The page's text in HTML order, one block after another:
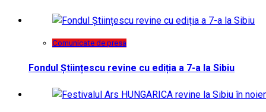
Comunicate de presa
Fondul Științescu revine cu ediția a 7-a la Sibiu